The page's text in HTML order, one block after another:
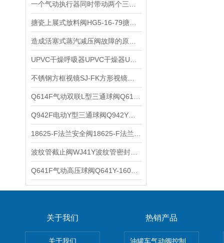
关于我们
关于我们
热销产品
油罐车气动阀控制气动组合